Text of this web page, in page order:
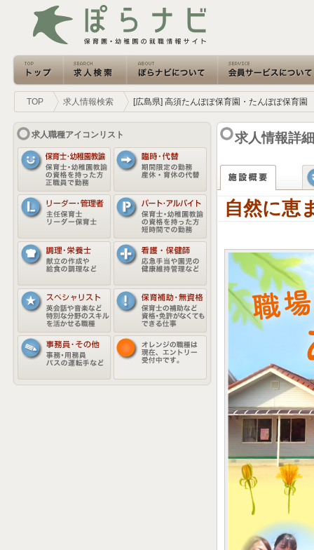
TOP 求人情報検索 [広島県] 高須たんぽぽ保育園・たんぽぽ保育園
求人職種アイコンリスト 求人情報詳
自然に恵